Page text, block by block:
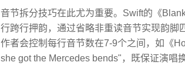
音节拆分技巧在此尤为重要。Swift的《
行跨行押韵，通过省略非重读音节实现韵脚
作者会控制每行音节数在7-9个之间，如《
she got the Mercedes bends"，既保证演唱